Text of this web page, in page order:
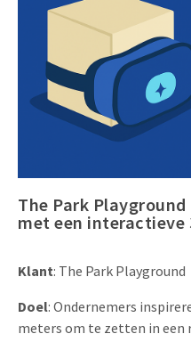
The Park
met een
Klant: The Park Playground
Doel: Ondernemers
meters om te zetten in een
Pop-up Kaarten
Geluidskaarten
Lenticular Cards
Budget kaarten
Andere opvallende mailings
Alle producten
Media Marketing
Automotive Marketing
Non-profit Marketing
Marketing voor Scholen
Horeca Marketing
Food Marketing
Uitnodigingen
Product Introductie
App-lancering
Kalender maken
Klantenbinding
Vacatures
Contactgegevens
Brochure downloaden